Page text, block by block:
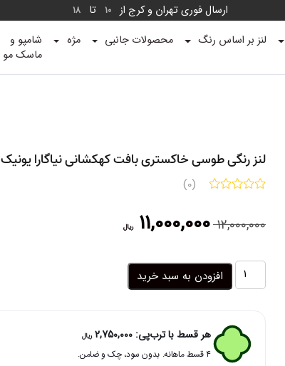
ارسال فوری تهران و کرج از 10 تا 18
لنز بر اساس رنگ محصولات جانبی مژه
شامپو و
ماسک مو
لنز رنگی طوسی خاکستری بافت کهکشانی نیاگارا یونیک
(0)
12,000,000 قیمت
اصلی:
بود.
11,000,000 ریالفعلی:
لنز
رنگی
کهکشانی
نیاگارا
افزودن به سبد خرید
هر قسط با ترب‌پی: 2,750,000 ریال
۴ قسط ماهانه. بدون سود، چک و ضامن.